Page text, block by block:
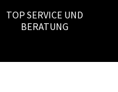
TOP SERVICE UND
BERATUNG